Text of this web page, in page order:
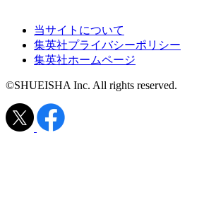
当サイトについて
集英社プライバシーポリシー
集英社ホームページ
©SHUEISHA Inc. All rights reserved.